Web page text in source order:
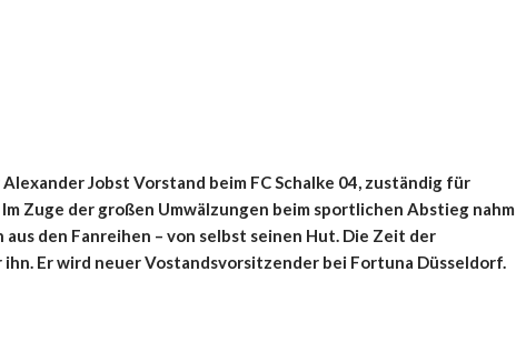
Jobst Vorstand beim FC Schalke 04, zuständig für
Zuge der großen Umwälzungen beim sportlichen Abstieg nahm
den Fanreihen – von selbst seinen Hut. Die Zeit der
Er wird neuer Vostandsvorsitzender bei Fortuna Düsseldorf.